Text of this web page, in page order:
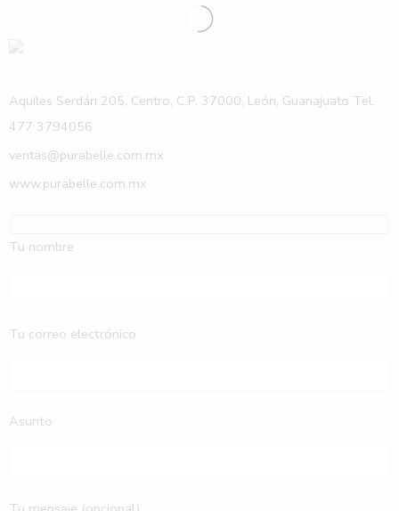
Aquiles Serdán 205, Centro, C.P. 37000, León, Guanajuato Tel.
477 3794056
ventas@purabelle.com.mx
www.purabelle.com.mx
Tu nombre
Tu correo electrónico
Asunto